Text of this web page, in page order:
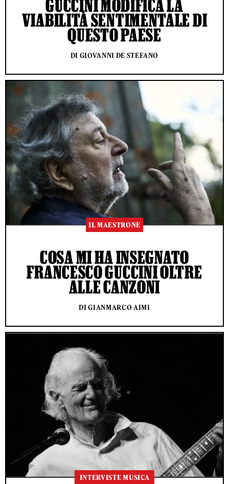
GUCCINI MODIFICA LA
VIABILITÀ SENTIMENTALE DI
QUESTO PAESE
DI GIOVANNI DE STEFANO
IL MAESTRONE
COSA MI HA INSEGNATO
FRANCESCO GUCCINI OLTRE
ALLE CANZONI
DI GIANMARCO AIMI
INTERVISTE MUSICA